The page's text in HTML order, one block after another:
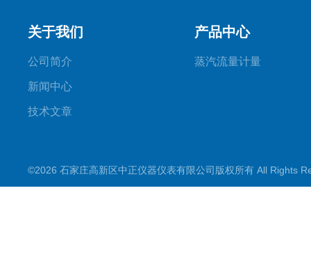
关于我们
公司简介
新闻中心
技术文章
产品中心
蒸汽流量计量
©2026 石家庄高新区中正仪器仪表有限公司版权所有 All